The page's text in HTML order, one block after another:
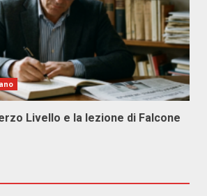
Livello e la lezione di Falcone